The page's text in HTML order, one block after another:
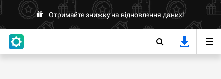
Отримайте знижку на відновлення даних!